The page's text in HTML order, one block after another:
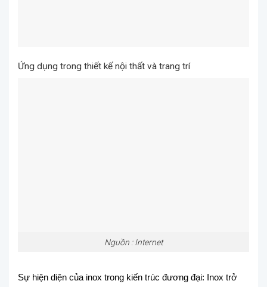
Ứng dụng trong thiết kế nội thất và trang trí
Nguồn : Internet
Sự hiện diện của inox trong kiến trúc đương đại: Inox trở